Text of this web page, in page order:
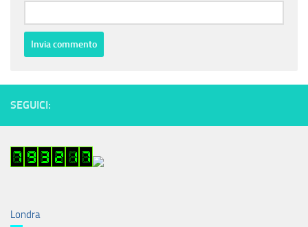
SEGUICI:
Londra